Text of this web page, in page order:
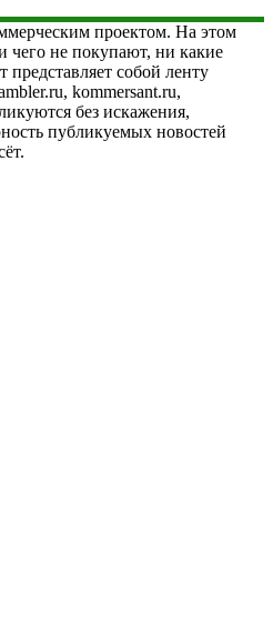
проектом. На этом
чего не покупают, ни какие
собой ленту
kommersant.ru,
без искажения,
публикуемых новостей